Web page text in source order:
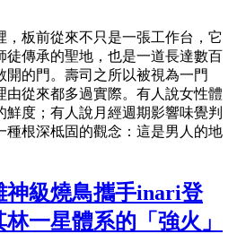
，板前從來不只是一張工作台，它
徒傳承的聖地，也是一道長達數百
開的門。壽司之所以被視為一門
由從來都多過實際。有人說女性體
鮮度；有人說月經週期影響味覺判
種根深柢固的觀念：這是男人的地
神級燒鳥攜手inari登
一星體系的「強火」